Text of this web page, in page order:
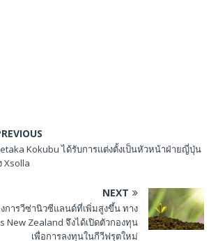
Kokubu ได้รับการแต่งตั้งเป็นหัวหน้าฝ่ายญี่ปุ่น
Xsolla
NEXT
การวีซ่านิวซีแลนด์ที่เพิ่มสูงขึ้น ทาง
New Zealand จึงได้เปิดตัวกองทุน
เพื่อการลงทุนในกีวีฟรุตใหม่